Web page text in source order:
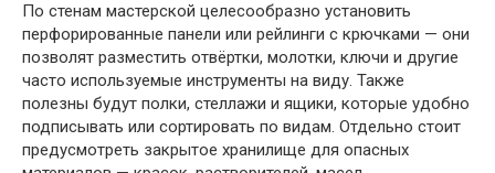
По стенам мастерской целесообразно установить
перфорированные панели или рейлинги с крючками — они
позволят разместить отвёртки, молотки, ключи и другие
часто используемые инструменты на виду. Также
полезны будут полки, стеллажи и ящики, которые удобно
подписывать или сортировать по видам. Отдельно стоит
предусмотреть закрытое хранилище для опасных